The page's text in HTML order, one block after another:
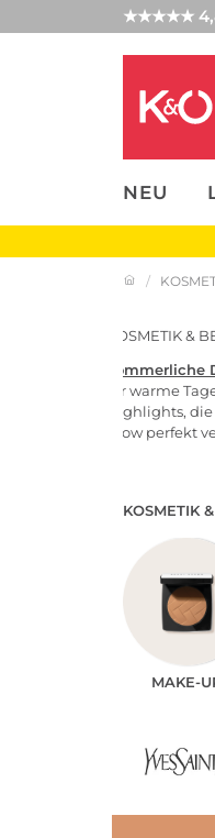
★★★★★ 4,8
NEU
UNSERE APP
KOSMETIK &
Sommerliche
für warme
Highlights,
Glow perfekt
KOSMETIK
MAKE-